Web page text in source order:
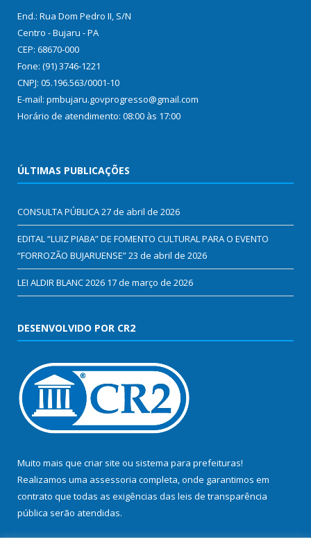
End.: Rua Dom Pedro II, S/N
Centro - Bujaru - PA
CEP: 68670-000
Fone: (91) 3746-1221
CNPJ: 05.196.563/0001-10
E-mail: pmbujaru.govprogresso@gmail.com
Horário de atendimento: 08:00 às 17:00
ÚLTIMAS PUBLICAÇÕES
CONSULTA PÚBLICA27 de abril de 2026
EDITAL “LUIZ PIABA” DE FOMENTO CULTURAL PARA O EVENTO
“FORROZÃO BUJARUENSE”23 de abril de 2026
LEI ALDIR BLANC 2026 17 de março de 2026
DESENVOLVIDO POR CR2
Muito mais que criar site ou sistema para prefeituras!
Realizamos uma assessoria completa, onde garantimos em
contrato que todas as exigências das leis de transparência
pública serão atendidas.